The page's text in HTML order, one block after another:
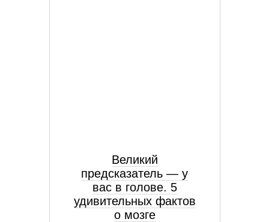
Великий
предсказатель — у
вас в голове. 5
удивительных фактов
о мозге